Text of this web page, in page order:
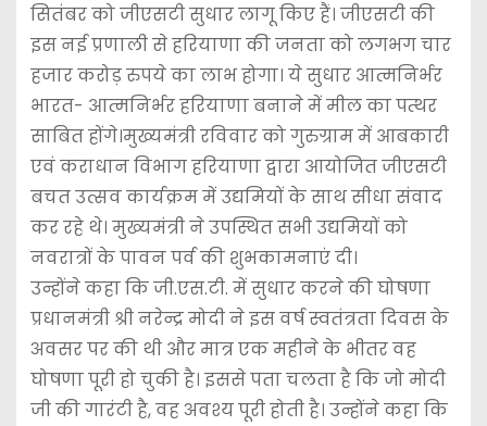
सितंबर को जीएसटी सुधार लागू किए हैं। जीएसटी की
इस नई प्रणाली से हरियाणा की जनता को लगभग चार
हजार करोड़ रुपये का लाभ होगा। ये सुधार आत्मनिर्भर
भारत- आत्मनिर्भर हरियाणा बनाने में मील का पत्थर
साबित होंगे।मुख्यमंत्री रविवार को गुरुग्राम में आबकारी
एवं कराधान विभाग हरियाणा द्वारा आयोजित जीएसटी
बचत उत्सव कार्यक्रम में उद्यमियों के साथ सीधा संवाद
कर रहे थे। मुख्यमंत्री ने उपस्थित सभी उद्यमियों को
नवरात्रों के पावन पर्व की शुभकामनाएं दी।
उन्होंने कहा कि जी.एस.टी. में सुधार करने की घोषणा
प्रधानमंत्री श्री नरेन्द्र मोदी ने इस वर्ष स्वतंत्रता दिवस के
अवसर पर की थी और मात्र एक महीने के भीतर वह
घोषणा पूरी हो चुकी है। इससे पता चलता है कि जो मोदी
जी की गारंटी है, वह अवश्य पूरी होती है। उन्होंने कहा कि